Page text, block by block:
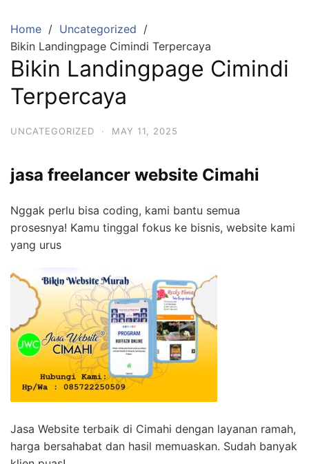
content
Home
Uncategorized
Bikin Landingpage Cimindi Terpercaya
Bikin Landingpage Cimindi
Terpercaya
UNCATEGORIZED · MAY 11, 2025
jasa freelancer website Cimahi
Nggak perlu bisa coding, kami bantu semua
prosesnya! Kamu tinggal fokus ke bisnis, website kami
yang urus
Jasa Website terbaik di Cimahi dengan layanan ramah,
harga bersahabat dan hasil memuaskan. Sudah banyak